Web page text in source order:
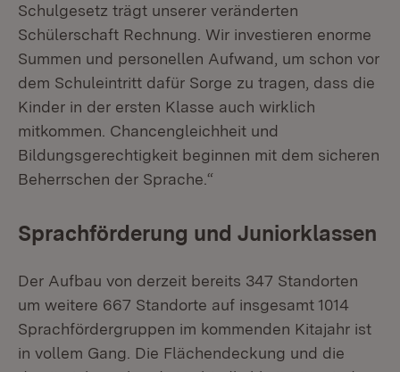
Schulgesetz trägt unserer veränderten
Schülerschaft Rechnung. Wir investieren enorme
Summen und personellen Aufwand, um schon vor
dem Schuleintritt dafür Sorge zu tragen, dass die
Kinder in der ersten Klasse auch wirklich
mitkommen. Chancengleichheit und
Bildungsgerechtigkeit beginnen mit dem sicheren
Beherrschen der Sprache.“
Sprachförderung und Juniorklassen
Der Aufbau von derzeit bereits 347 Standorten
um weitere 667 Standorte auf insgesamt 1014
Sprachfördergruppen im kommenden Kitajahr ist
in vollem Gang. Die Flächendeckung und die